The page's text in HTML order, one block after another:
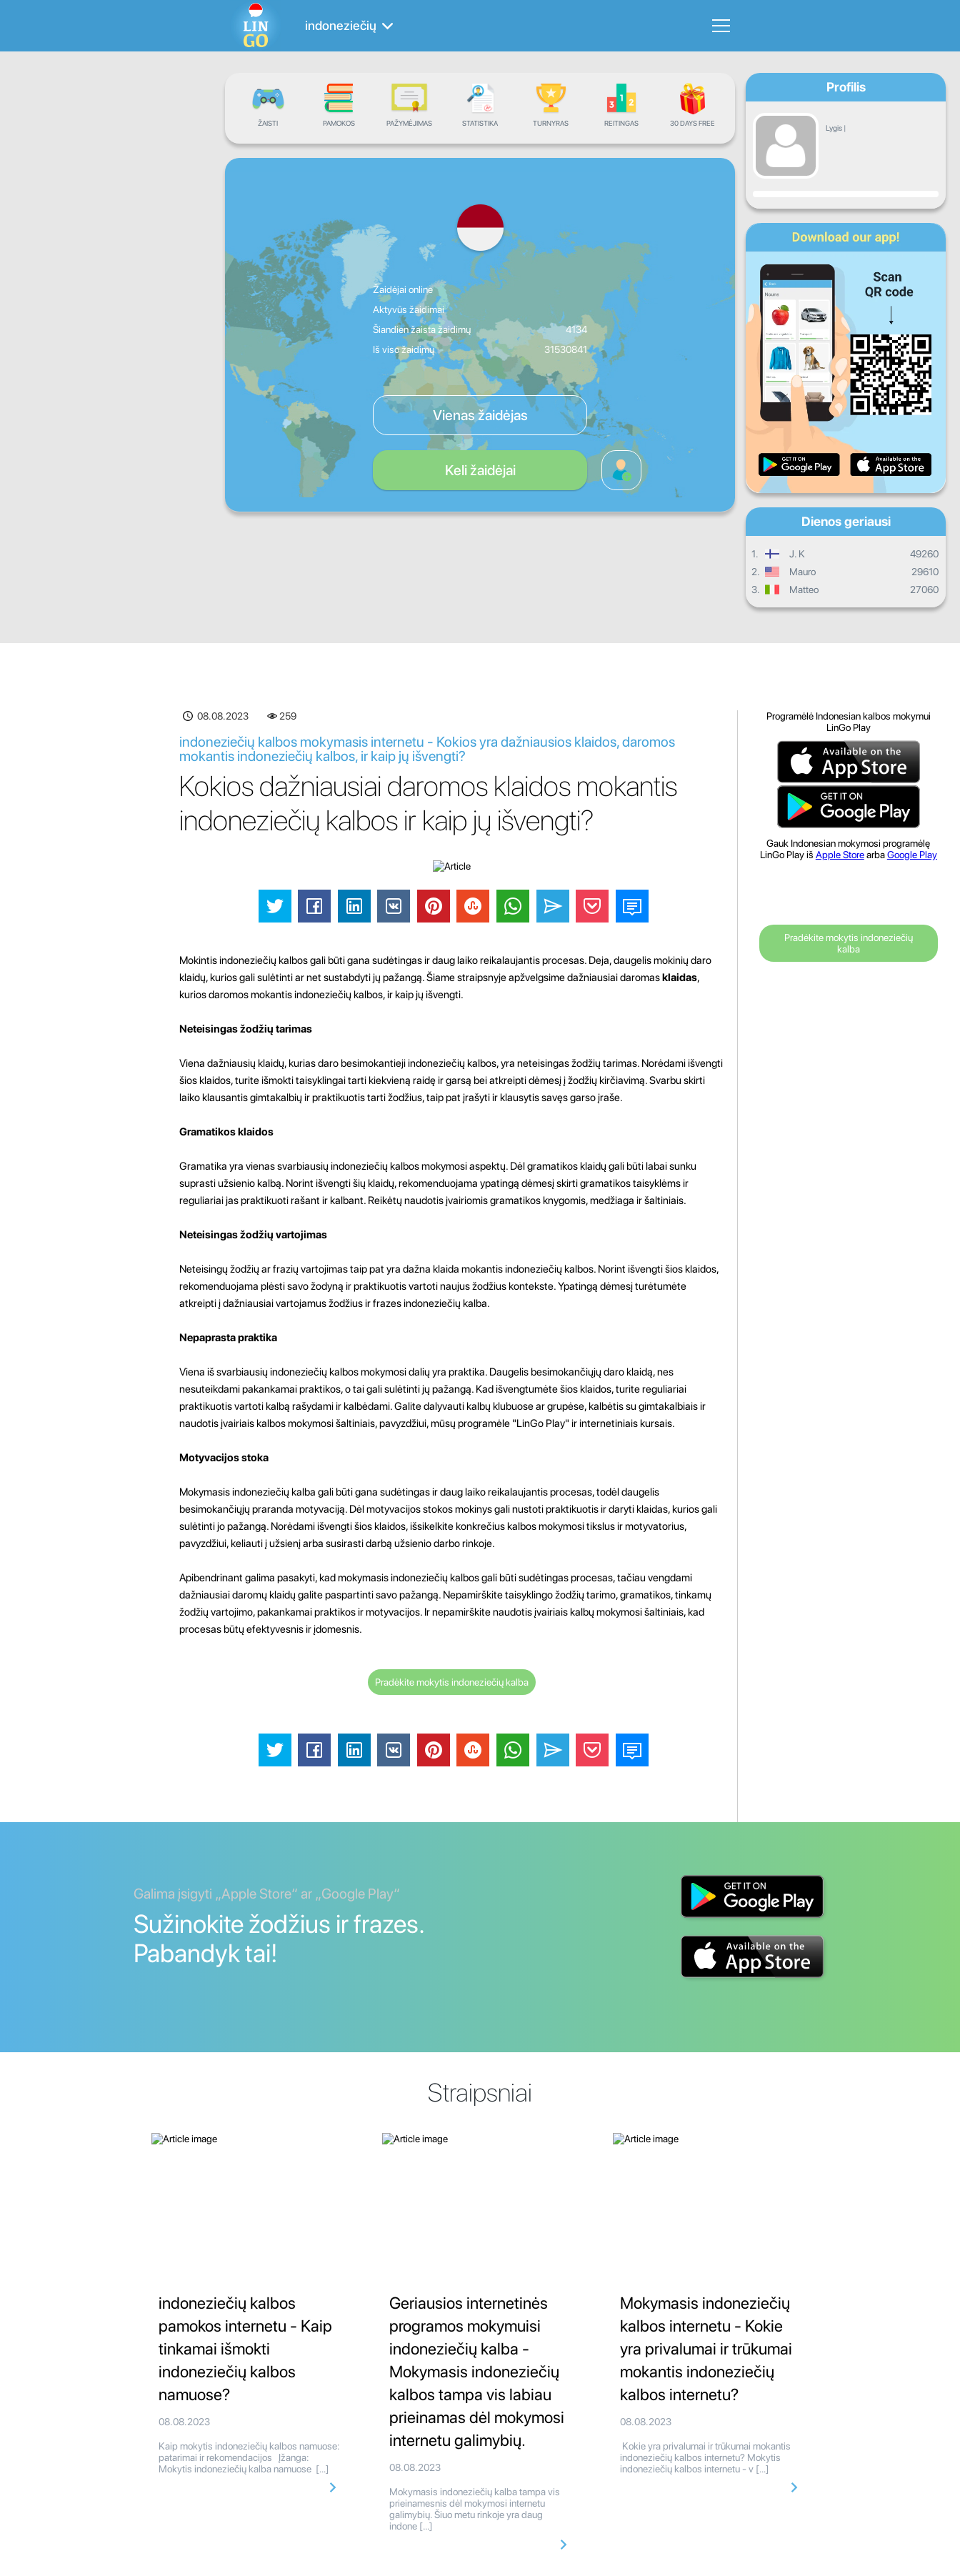
indoneziečių
ŽAISTI PAMOKOS PAŽYMĖJIMAS STATISTIKA TURNYRAS REITINGAS 30 DAYS FREE
Žaidėjai online
Aktyvūs žaidimai
Šiandien žaista žaidimų
4134
Iš viso žaidimų
31530841
Vienas žaidėjas
Keli žaidėjai
Profilis
Lygis |
Progresas
T
Š S
Kasdieninis progresas
Mėnesinis progresas
Bendras progresas
Dienos geriausi
1. J. K
49260
2.
Mauro
29610
3.
Matteo 27060
08.08.2023 259
indoneziečių kalbos mokymasis internetu - Kokios yra dažniausios klaidos, daromos
mokantis indoneziečių kalbos, ir kaip jų išvengti?
Kokios dažniausiai daromos klaidos mokantis
indoneziečių kalbos ir kaip jų išvengti?
Mokintis indoneziečių kalbos gali būti gana sudėtingas ir daug laiko reikalaujantis procesas. Deja, daugelis mokinių daro
klaidų, kurios gali sulėtinti ar net sustabdyti jų pažangą. Šiame straipsnyje apžvelgsime dažniausiai daromasklaidas,
kurios daromos mokantis indoneziečių kalbos, ir kaip jų išvengti.
Neteisingas žodžių tarimas
Viena dažniausių klaidų, kurias daro besimokantieji indoneziečių kalbos, yra neteisingas žodžių tarimas. Norėdami išvengti
šios klaidos, turite išmokti taisyklingai tarti kiekvieną raidę ir garsą bei atkreipti dėmesį į žodžių kirčiavimą. Svarbu skirti
laiko klausantis gimtakalbių ir praktikuotis tarti žodžius, taip pat įrašyti ir klausytis savęs garso įraše.
Gramatikos klaidos
Gramatika yra vienas svarbiausių indoneziečių kalbos mokymosi aspektų. Dėl gramatikos klaidų gali būti labai sunku
suprasti užsienio kalbą. Norint išvengti šių klaidų, rekomenduojama ypatingą dėmesį skirti gramatikos taisyklėms ir
reguliariai jas praktikuoti rašant ir kalbant. Reikėtų naudotis įvairiomis gramatikos knygomis, medžiaga ir šaltiniais.
Neteisingas žodžių vartojimas
Neteisingų žodžių ar frazių vartojimas taip pat yra dažna klaida mokantis indoneziečių kalbos. Norint išvengti šios klaidos,
rekomenduojama plėsti savo žodyną ir praktikuotis vartoti naujus žodžius kontekste. Ypatingą dėmesį turėtumėte
atkreipti į dažniausiai vartojamus žodžius ir frazes indoneziečių kalba.
Nepaprasta praktika
Viena iš svarbiausių indoneziečių kalbos mokymosi dalių yra praktika. Daugelis besimokančiųjų daro klaidą, nes
nesuteikdami pakankamai praktikos, o tai gali sulėtinti jų pažangą. Kad išvengtumėte šios klaidos, turite reguliariai
praktikuotis vartoti kalbą rašydami ir kalbėdami. Galite dalyvauti kalbų klubuose ar grupėse, kalbėtis su gimtakalbiais ir
naudotis įvairiais kalbos mokymosi šaltiniais, pavyzdžiui, mūsų programėle "LinGo Play" ir internetiniais kursais.
Motyvacijos stoka
Mokymasis indoneziečių kalba gali būti gana sudėtingas ir daug laiko reikalaujantis procesas, todėl daugelis
besimokančiųjų praranda motyvaciją. Dėl motyvacijos stokos mokinys gali nustoti praktikuotis ir daryti klaidas, kurios gali
sulėtinti jo pažangą. Norėdami išvengti šios klaidos, išsikelkite konkrečius kalbos mokymosi tikslus ir motyvatorius,
pavyzdžiui, keliauti į užsienį arba susirasti darbą užsienio darbo rinkoje.
Apibendrinant galima pasakyti, kad mokymasis indoneziečių kalbos gali būti sudėtingas procesas, tačiau vengdami
dažniausiai daromų klaidų galite paspartinti savo pažangą. Nepamirškite taisyklingo žodžių tarimo, gramatikos, tinkamų
žodžių vartojimo, pakankamai praktikos ir motyvacijos. Ir nepamirškite naudotis įvairiais kalbų mokymosi šaltiniais, kad
procesas būtų efektyvesnis ir įdomesnis.
Pradėkite mokytis indoneziečių kalba
Programėlė Indonesian kalbos mokymui
LinGo Play
Gauk Indonesian mokymosi programėlę
LinGo Play iš Apple StorearbaGoogle Play
Pradėkite mokytis indoneziečių
kalba
Galima įsigyti „Apple Store“ ar „Google Play“
Sužinokite žodžius ir frazes.
Pabandyk tai!
Straipsniai
indoneziečių kalbos
pamokos internetu - Kaip
tinkamai išmokti
indoneziečių kalbos
namuose?
08.08.2023
Kaip mokytis indoneziečių kalbos namuose:
patarimai ir rekomendacijos Įžanga:
Mokytis indoneziečių kalba namuose […]
Geriausios internetinės
programos mokymuisi
indoneziečių kalba -
Mokymasis indoneziečių
kalbos tampa vis labiau
prieinamas dėl mokymosi
internetu galimybių.
08.08.2023
Mokymasis indoneziečių kalba tampa vis
prieinamesnis dėl mokymosi internetu
galimybių. Šiuo metu rinkoje yra daug
indone […]
Mokymasis indoneziečių
kalbos internetu - Kokie
yra privalumai ir trūkumai
mokantis indoneziečių
kalbos internetu?
08.08.2023
Kokie yra privalumai ir trūkumai mokantis
indoneziečių kalbos internetu? Mokytis
indoneziečių kalbos internetu - v […]